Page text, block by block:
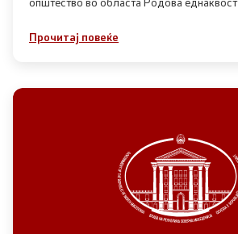
Прочитај повеќе